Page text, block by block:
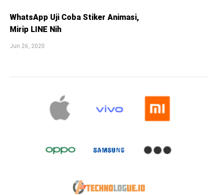
WhatsApp Uji Coba Stiker Animasi,
Mirip LINE Nih
Jun 26, 2020